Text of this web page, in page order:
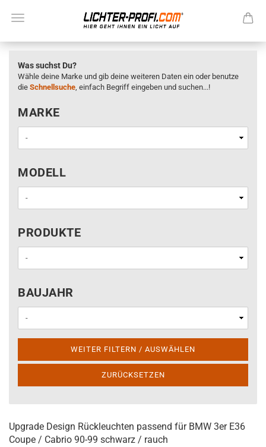
Was suchst Du?
Wähle deine Marke und gib deine weiteren Daten ein oder benutze
die Schnellsuche, einfach Begriff eingeben und suchen...!
MARKE
MARKE
MODELL
MODELL
PRODUKTE
PRODUKTE
BAUJAHR
BAUJAHR
WEITER FILTERN / AUSWÄHLEN
ZURÜCKSETZEN
Upgrade Design Rückleuchten passend für BMW 3er E36
Coupe / Cabrio 90-99 schwarz / rauch